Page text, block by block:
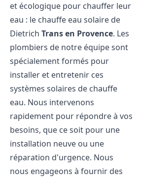
et écologique pour chauffer leur
eau : le chauffe eau solaire de
DietrichTrans en Provence. Les
plombiers de notre équipe sont
spécialement formés pour
installer et entretenir ces
systèmes solaires de chauffe
eau. Nous intervenons
rapidement pour répondre à vos
besoins, que ce soit pour une
installation neuve ou une
réparation d'urgence. Nous
nous engageons à fournir des